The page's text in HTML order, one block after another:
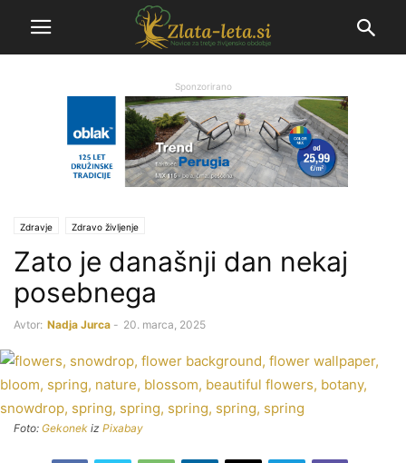
Sponzorirano
Zdravje Zdravo življenje
Zato je današnji dan nekaj
posebnega
Avtor: Nadja Jurca - 20. marca, 2025
Foto: Gekonek iz Pixabay